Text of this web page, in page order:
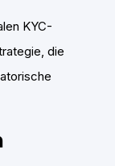
KYC-
die